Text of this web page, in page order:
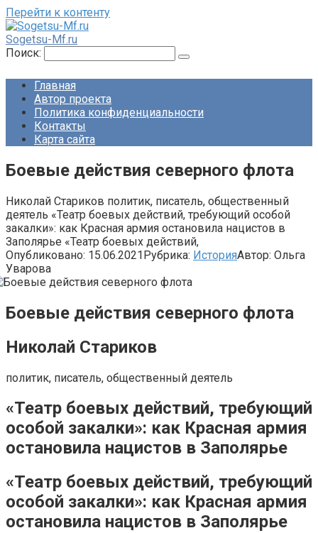
Перейти к контенту
Sogetsu-Mf.ru
Поиск:
Главная
Автор проекта
Политика конфиденциальности
Контакты
Карта сайта
Боевые действия северного флота
Николай Стариков политик, писатель, общественный
деятель «Театр боевых действий, требующий особой
закалки»: как Красная армия остановила нацистов в
Заполярье «Театр боевых действий,
Опубликовано: 15.06.2021Рубрика: ИсторияАвтор: Ольга
Уварова
Боевые действия северного флота
Николай Стариков
политик, писатель, общественный деятель
«Театр боевых действий, требующий
особой закалки»: как Красная армия
остановила нацистов в Заполярье
«Театр боевых действий, требующий
особой закалки»: как Красная армия
остановила нацистов в Заполярье